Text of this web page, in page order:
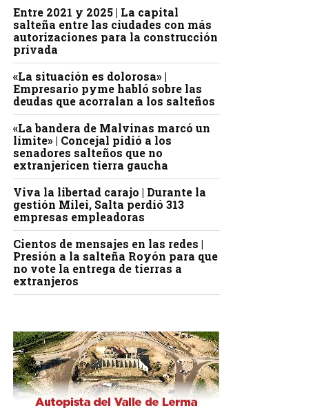
Entre 2021 y 2025 | La capital
salteña entre las ciudades con más
autorizaciones para la construcción
privada
«La situación es dolorosa» |
Empresario pyme habló sobre las
deudas que acorralan a los salteños
«La bandera de Malvinas marcó un
límite» | Concejal pidió a los
senadores salteños que no
extranjericen tierra gaucha
Viva la libertad carajo | Durante la
gestión Milei, Salta perdió 313
empresas empleadoras
Cientos de mensajes en las redes |
Presión a la salteña Royón para que
no vote la entrega de tierras a
extranjeros